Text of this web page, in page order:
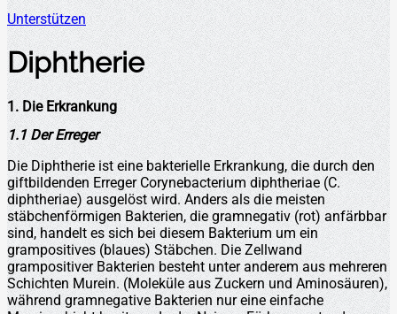
Unterstützen
Diphtherie
1. Die Erkrankung
1.1 Der Erreger
Die Diphtherie ist eine bakterielle Erkrankung, die durch den
giftbildenden Erreger Corynebacterium diphtheriae (C.
diphtheriae) ausgelöst wird. Anders als die meisten
stäbchenförmigen Bakterien, die gramnegativ (rot) anfärbbar
sind, handelt es sich bei diesem Bakterium um ein
grampositives (blaues) Stäbchen. Die Zellwand
grampositiver Bakterien besteht unter anderem aus mehreren
Schichten Murein. (Moleküle aus Zuckern und Aminosäuren),
während gramnegative Bakterien nur eine einfache